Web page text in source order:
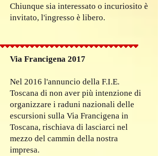
Chiunque sia interessato o incuriosito è
invitato, l'ingresso è libero.
Via Francigena 2017
Nel 2016 l'annuncio della F.I.E.
Toscana di non aver più intenzione di
organizzare i raduni nazionali delle
escursioni sulla Via Francigena in
Toscana, rischiava di lasciarci nel
mezzo del cammin della nostra
impresa.